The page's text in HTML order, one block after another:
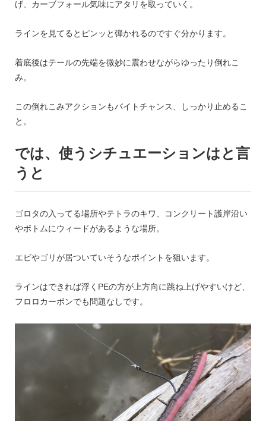
げ、カーブフォール気味にアタリを取っていく。
ラインを見てるとピンッと弾かれるのですぐ分かります。
着底後はテールの先端を微妙に震わせながらゆったり倒れこ
み。
この倒れこみアクションもバイトチャンス、しっかり止めるこ
と。
では、使うシチュエーションはと言
うと
ゴロタの入ってる場所やテトラのキワ、コンクリート護岸沿い
やボトムにウィードがあるような場所。
エビやゴリが居ついていそうなポイントを狙います。
ラインはできれば浮くPEの方が上方向に跳ね上げやすいけど、
フロロカーボンでも問題なしです。